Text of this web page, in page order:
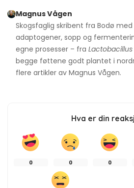
Magnus Vågen
Skogsfaglig skribent fra Bodø
adaptogener, sopp og
egne prosesser – fra Lactobacillus
begge føttene godt plantet i
flere artikler av Magnus Vågen.
Hva er din
0 0 0